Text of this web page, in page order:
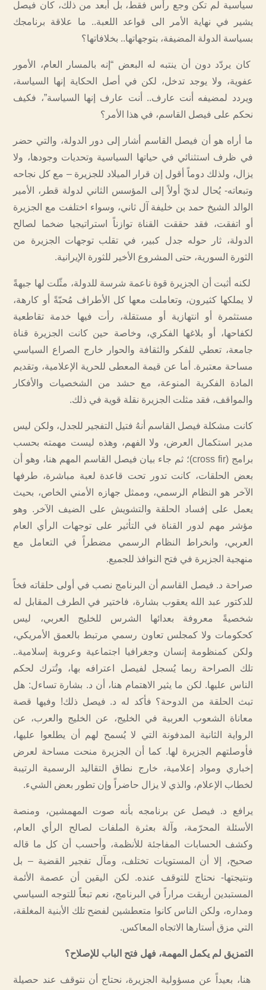
سياسية لم تكن وجع رأس فقط، بل أبعد من ذلك، كان فيصل
يشير في نهاية الأمر الى قواعد اللعبة.. ما علاقة برنامجك
بسياسة الدولة المضيفة، بتوجهاتها.. بخلافاتها؟
كان يردّد دون أن ينتبه له البعض “إنه بالمسار العام، الأمور
عفوية، ولا يوجد تدخل، لكن في أصل الحكاية إنها السياسة،
ويردد لمضيفه أنت عارف.. أنت عارف إنها السياسة”، فكيف
نحكم على فيصل القاسم، في هذا الأمر؟
ما أراه هو أن فيصل القاسم أشار إلى دور الدولة، والتي حضر
في ظرف استثنائي في حياتها السياسية وتحديات وجودها، ولا
يزال، ولذلك دوماً أقول إن قرار الميلاد للجزيرة – مع كل نجاحه
وتبعاته- يُحال لديّ أولاً إلى المؤسس الثاني لدولة قطر، الأمير
الوالد الشيخ حمد بن خليفة آل ثاني، وسواء اختلفت مع الجزيرة
أو اتفقت، فقد حققت القناة توازناً استراتيجيا ضخما لصالح
الدولة، ثار حوله جدل كبير، في تقلب توجهات الجزيرة من
الثورة السورية، حتى المشروع الأخير للثورة الإيرانية.
لكنه أثبت أن الجزيرة قوة ناعمة شرسة للدولة، مثّلت لها جبهةً
لا يملكها كثيرون، وتعاملت معها كل الأطراف مُحبّةً أو كارهة،
مستثمرة أو انتهازية أو مستقلة، رأت فيها خدمة تقاطعية
لكفاحها، أو بلاغها الفكري، وخاصة حين كانت الجزيرة قناة
جامعة، تعطي للفكر والثقافة والحوار خارج الصراع السياسي
مساحة معتبرة. أما عن قيمة المعطى للحرية الإعلامية، وتقديم
المادة الفكرية المنوعة، مع حشد من الشخصيات والأفكار
والمواقف، فقد مثلت الجزيرة نقلة قوية في ذلك.
كانت مشكلة فيصل القاسم أنهُ فتيل التفجير للجدل، ولكن ليس
مدير استكمال العرض، ولا الفهم، وهذه ليست مهمته بحسب
برامج (cross fir)؛ ثم جاء بيان فيصل القاسم المهم هنا، وهو أن
بعض الحلقات، كانت تدور تحت قاعدة لعبة مباشرة، طرفها
الآخر هو النظام الرسمي، وممثل جهازه الأمني الخاص، بحيث
يعمل على إفساد الحلقة والتشويش على الضيف الآخر. وهو
مؤشر مهم لدور القناة في التأثير على توجهات الرأي العام
العربي، وانخراط النظام الرسمي مضطراً في التعامل مع
منهجية الجزيرة في فتح النوافذ للجميع.
صراحة د. فيصل القاسم أن البرنامج نصب في أولى حلقاته فخاً
للدكتور عبد الله يعقوب بشارة، فاختير في الطرف المقابل له
شخصيةً معروفة بعدائها الشرس للخليج العربي، ليس
كحكومات ولا كمجلس تعاون رسمي مرتبط بالعمق الأمريكي،
ولكن كمنظومة إنسان وجغرافيا اجتماعية وعروبة إسلامية..
تلك الصراحة ربما يُسجل لفيصل اعترافه بها، وتُترك لحكم
الناس عليها. لكن ما يثير الاهتمام هنا، أن د. بشارة تساءل: هل
تبث الحلقة من الدوحة؟ فأكد له د. فيصل ذلك! وفيها قصة
معاناة الشعوب العربية في الخليج، عن الخليج والعرب، عن
الرواية الثانية المدفونة التي لا يُسمح لهم أن يطلعوا عليها،
فأوصلتهم الجزيرة لها. كما أن الجزيرة منحت مساحة لعرض
إخباري ومواد إعلامية، خارج نطاق التقاليد الرسمية الرتيبة
لخطاب الإعلام، والذي لا يزال حاضراً وإن تطور بعض الشيء.
يرافع د. فيصل عن برنامجه بأنه صوت المهمشين، ومنصة
الأسئلة المحرّمة، وآلة بعثرة الملفات لصالح الرأي العام،
وكشف الحسابات المفاجئة للأنظمة، وأحسب أن كل ما قاله
صحيح، إلا أن المستويات تختلف، ومآل تفجير القضية – بل
ونتيجتها- نحتاج للتوقف عنده. لكن اليقين أن عصمة الأئمة
المستبدين أريقت مراراً في البرنامج، نعم تبعاً للتوجه السياسي
ومداره، ولكن الناس كانوا متعطشين لفضح تلك الأبنية المغلقة،
التي مزق أستارها الاتجاه المعاكس.
التمزيق لم يكمل المهمة، فهل فتح الباب للإصلاح؟
هنا، بعيداً عن مسؤولية الجزيرة، نحتاج أن نتوقف عند حصيلة